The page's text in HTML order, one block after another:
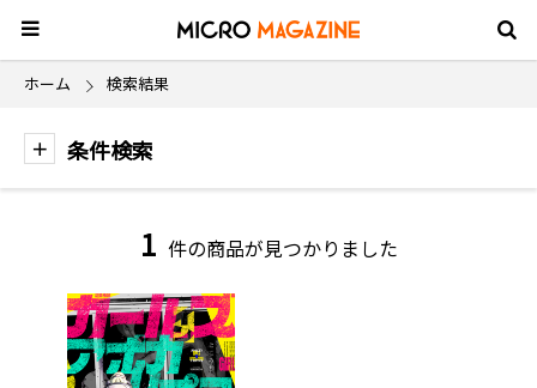
ホーム 検索結果
条件検索
1 件の商品が見つかりました